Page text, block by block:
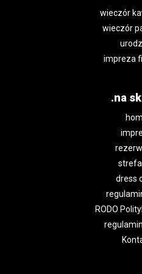
wieczór
wieczór
impreza
.na
dress
RODO